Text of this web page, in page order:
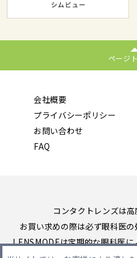
ページ
会社概要
プライバシーポリシー
お問い合わせ
FAQ
コンタクトレンズは
お買い求めの際は必ず眼科医
LENSMODEは定期的な眼科医